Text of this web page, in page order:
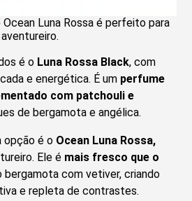
Luna Rossa é perfeito para
é o Luna Rossa Black, com
e energética. É um perfume
com patchouli e
de bergamota e angélica.
opção é o Ocean Luna Rossa,
Ele é mais fresco que o
bergamota com vetiver, criando
e repleta de contrastes.